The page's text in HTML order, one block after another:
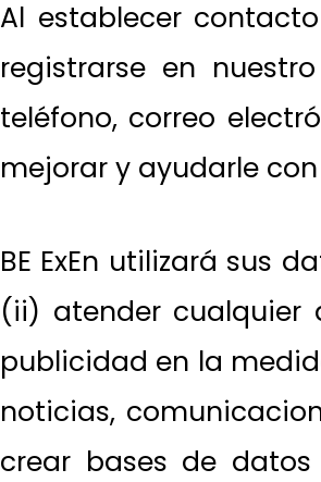
Al establecer
registrarse en
teléfono, correo
mejorar y ayudarle
BE ExEn utilizará sus
(ii) atender cualquier
publicidad en la
noticias,
crear bases de